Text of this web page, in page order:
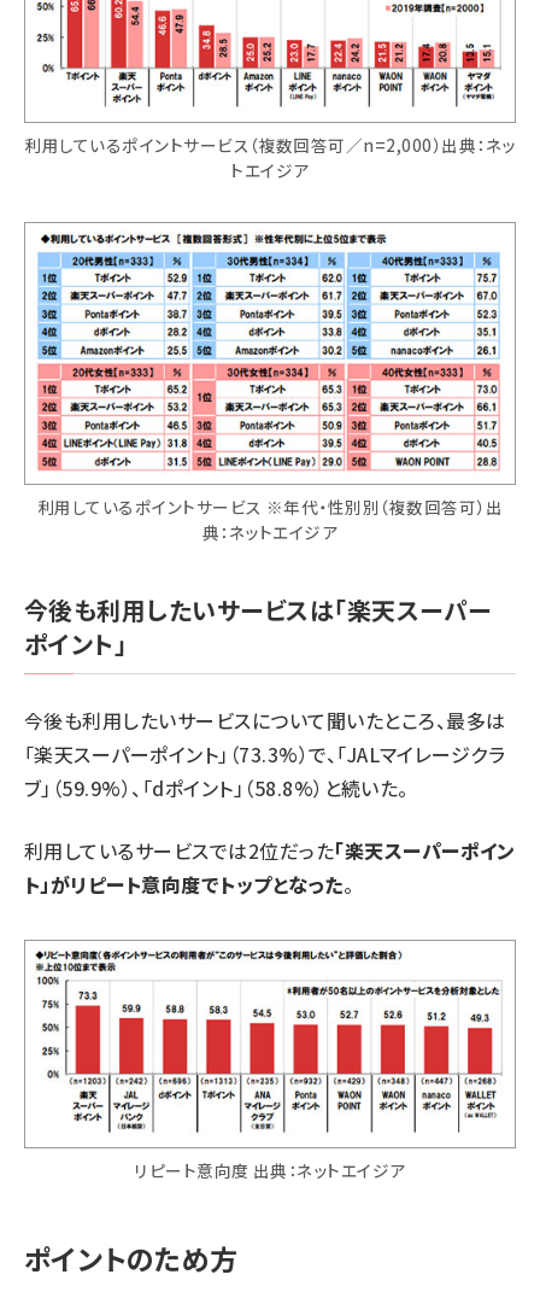
利用しているポイントサービス（複数回答可／n=2,000）出典：ネッ
トエイジア
利用しているポイントサービス ※年代・性別別（複数回答可）出
典：ネットエイジア
今後も利用したいサービスは「楽天スーパー
ポイント」
今後も利用したいサービスについて聞いたところ、最多は
「楽天スーパーポイント」（73.3%）で、「JALマイレージクラ
ブ」（59.9%）、「dポイント」（58.8%）と続いた。
利用しているサービスでは2位だった「楽天スーパーポイン
ト」がリピート意向度でトップとなった。
リピート意向度 出典：ネットエイジア
ポイントのため方